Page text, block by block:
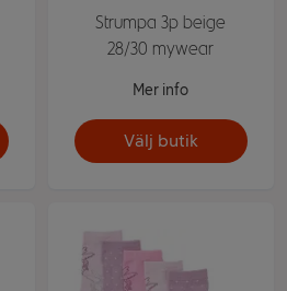
Strumpa 3p beige
28/30 mywear
Mer info
Välj butik